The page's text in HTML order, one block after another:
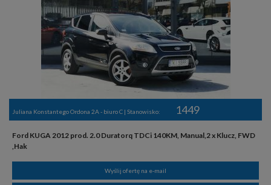
Juliana Konstantego Ordona 2A - biuro C | Stanowisko: 1449
Ford KUGA 2012 prod. 2.0 Duratorq TDCi 140KM, Manual,2 x Klucz, FWD
,Hak
Wyślij ofertę na e-mail